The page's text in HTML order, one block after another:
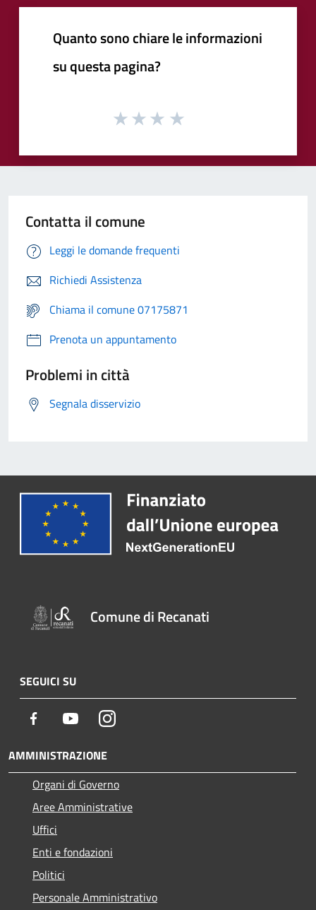
Quanto sono chiare le informazioni
su questa pagina?
Contatta il comune
Leggi le domande frequenti
Richiedi Assistenza
Chiama il comune 07175871
Prenota un appuntamento
Problemi in città
Segnala disservizio
Comune di Recanati
SEGUICI SU
Facebook YoutubeInstagram
AMMINISTRAZIONE
Organi di Governo
Aree Amministrative
Uffici
Enti e fondazioni
Politici
Personale Amministrativo